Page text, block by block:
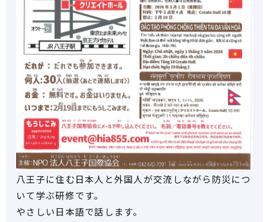
八王子に住む日本人と外国人が交流しながら防災につ
いて学ぶ研修です。
やさしい日本語で話します。